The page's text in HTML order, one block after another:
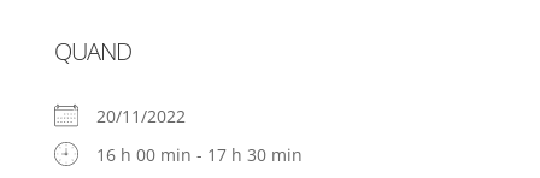
QUAND
20/11/2022
16 h 00 min - 17 h 30 min